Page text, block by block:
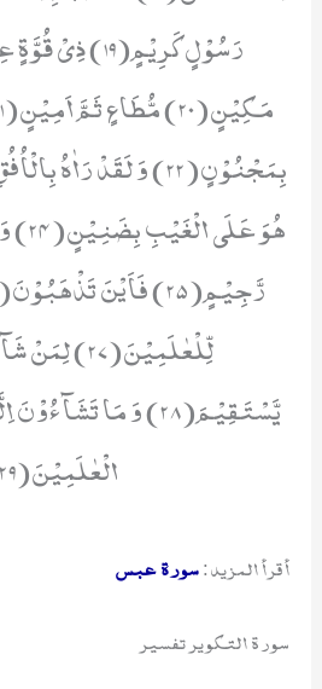
رَسُوْلٍ
هُوَ
یَّسْتَقِیْمَ(28) وَ مَا
الْعٰلَمِیْنَ(29)
أقرأ المزيد:سورة عبس
سورة التكوير تفسير